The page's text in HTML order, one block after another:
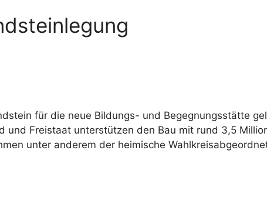
für die neue Bildungs- und Begegnungsstätte
und Freistaat unterstützen den Bau mit rund 3,5
unter anderem der heimische